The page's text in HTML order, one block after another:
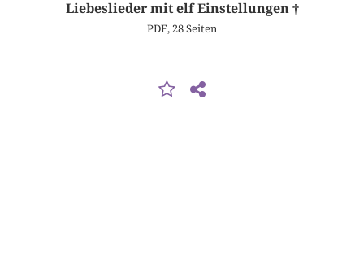
Liebeslieder mit elf Einstellungen †
PDF, 28 Seiten